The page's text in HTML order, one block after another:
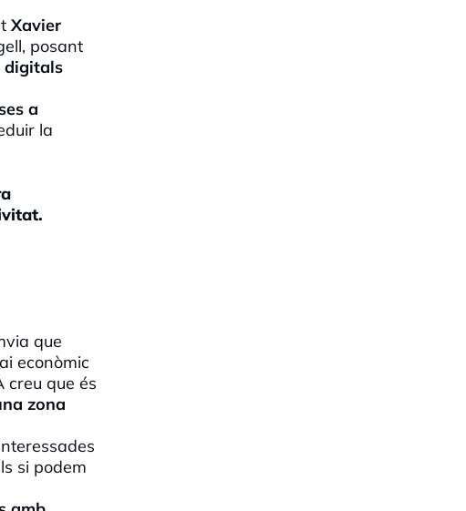
Xavier
posant
digitals
a
la
que
econòmic
creu que és
zona
si podem